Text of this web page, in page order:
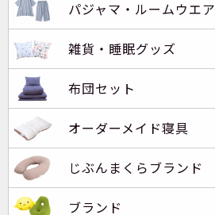
パジャマ・ルームウエア
雑貨・睡眠グッズ
布団セット
オーダーメイド寝具
じぶんまくらブランド
ブランド